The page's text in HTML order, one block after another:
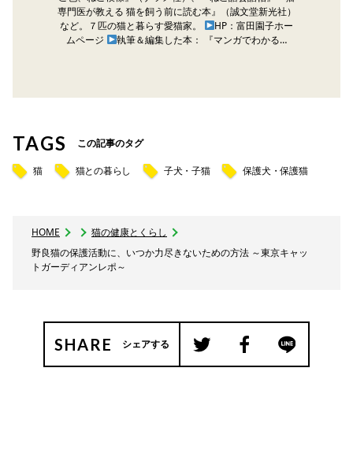
専門医が教える 猫を飼う前に読む本』（誠文堂新光社）
など。７匹の猫と暮らす愛猫家。
HP：富田園子ホー
ムページ
執筆＆編集した本： 『マンガでわかる…
TAGS この記事のタグ
猫 猫との暮らし 子犬・子猫 保護犬・保護猫
HOME
猫の健康とくらし
野良猫の保護活動に、いつか力尽きないための方法 ～東京キャッ
トガーディアンレポ～
SHARE シェアする